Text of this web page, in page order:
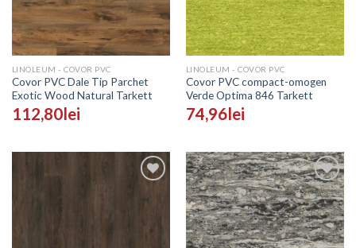
LINOLEUM - COVOR PVC
Covor PVC Dale Tip Parchet
Exotic Wood Natural Tarkett
112,80lei
LINOLEUM - COVOR PVC
Covor PVC compact-omogen
Verde Optima 846 Tarkett
74,96lei
în
Adaugă
în
Wishlist